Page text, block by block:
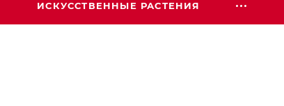
ИСКУССТВЕННЫЕ РАСТЕНИЯ